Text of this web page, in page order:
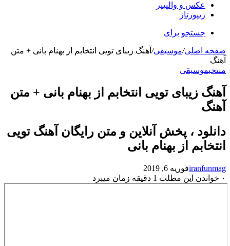
عکس و والپیپر
ریپورتاژ
جستجو برای
صفحه اصلی/موسیقی/ آهنگ زیبای تویی انتخابم از بهنام بانی + متن
آهنگ
منتخبموسیقی
آهنگ زیبای تویی انتخابم از بهنام بانی + متن
آهنگ
دانلود ، پخش آنلاین و متن رایگان آهنگ تویی
انتخابم از بهنام بانی
iranfunmagفوریه 6, 2019
۰ خواندن این مطلب 1 دقیقه زمان میبرد